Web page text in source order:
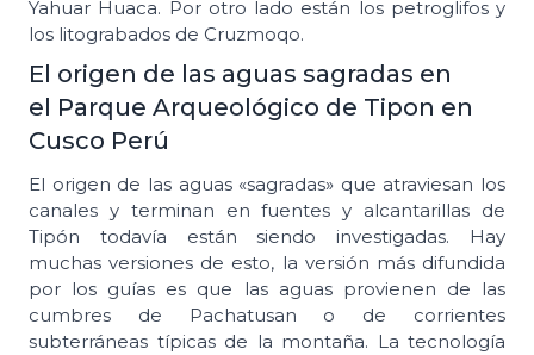
Yahuar Huaca. Por otro lado están los petroglifos y
los litograbados de Cruzmoqo.
El origen de las aguas sagradas en
el Parque Arqueológico de Tipon en
Cusco Perú
El origen de las aguas «sagradas» que atraviesan los
canales y terminan en fuentes y alcantarillas de
Tipón todavía están siendo investigadas. Hay
muchas versiones de esto, la versión más difundida
por los guías es que las aguas provienen de las
cumbres de Pachatusan o de corrientes
subterráneas típicas de la montaña. La tecnología